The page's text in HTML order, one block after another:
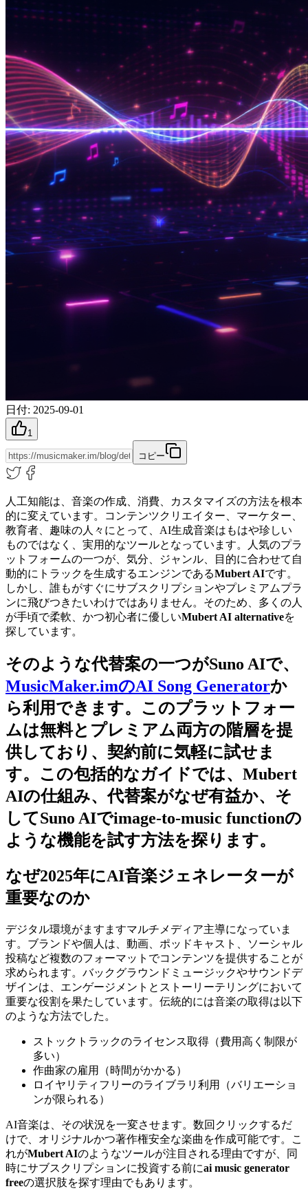
日付: 2025-09-01
1
コピー
人工知能は、音楽の作成、消費、カスタマイズの方法を根本
的に変えています。コンテンツクリエイター、マーケター、
教育者、趣味の人々にとって、AI生成音楽はもはや珍しい
ものではなく、実用的なツールとなっています。人気のプラ
ットフォームの一つが、気分、ジャンル、目的に合わせて自
動的にトラックを生成するエンジンであるMubert AIです。
しかし、誰もがすぐにサブスクリプションやプレミアムプラ
ンに飛びつきたいわけではありません。そのため、多くの人
が手頃で柔軟、かつ初心者に優しいMubert AI alternativeを
探しています。
そのような代替案の一つがSuno AIで、
MusicMaker.imのAI Song Generatorか
ら利用できます。このプラットフォー
ムは無料とプレミアム両方の階層を提
供しており、契約前に気軽に試せま
す。この包括的なガイドでは、Mubert
AIの仕組み、代替案がなぜ有益か、そ
してSuno AIでimage-to-music functionの
ような機能を試す方法を探ります。
なぜ2025年にAI音楽ジェネレーターが
重要なのか
デジタル環境がますますマルチメディア主導になっていま
す。ブランドや個人は、動画、ポッドキャスト、ソーシャル
投稿など複数のフォーマットでコンテンツを提供することが
求められます。バックグラウンドミュージックやサウンドデ
ザインは、エンゲージメントとストーリーテリングにおいて
重要な役割を果たしています。伝統的には音楽の取得は以下
のような方法でした。
ストックトラックのライセンス取得（費用高く制限が
多い）
作曲家の雇用（時間がかかる）
ロイヤリティフリーのライブラリ利用（バリエーショ
ンが限られる）
AI音楽は、その状況を一変させます。数回クリックするだ
けで、オリジナルかつ著作権安全な楽曲を作成可能です。こ
れがMubert AIのようなツールが注目される理由ですが、同
時にサブスクリプションに投資する前にai music generator
freeの選択肢を探す理由でもあります。